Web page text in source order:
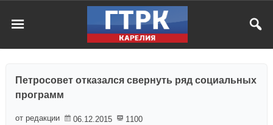
Петросовет отказался свернуть ряд социальных
программ
от редакции 06.12.2015 1100